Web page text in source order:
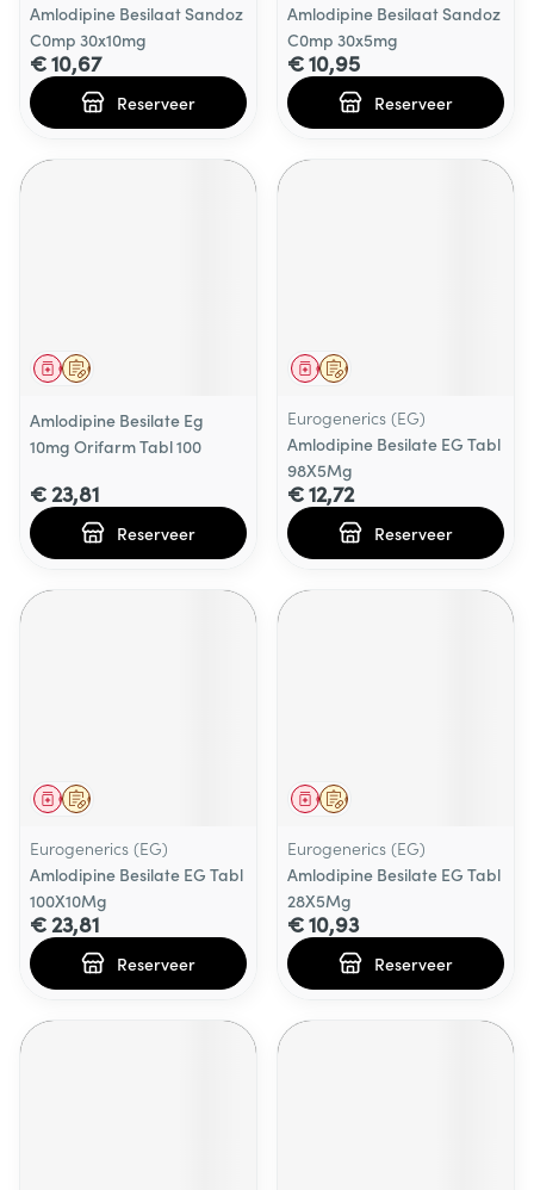
Amlodipine Besilaat Sandoz
C0mp 30x10mg
€ 10,67
Reserveer
Amlodipine Besilaat Sandoz
C0mp 30x5mg
€ 10,95
Reserveer
Op voorschrift
Geneesmiddel
Amlodipine Besilate Eg
10mg Orifarm Tabl 100
€ 23,81
Reserveer
Op voorschrift
Geneesmiddel
Eurogenerics (EG)
Amlodipine Besilate EG Tabl
98X5Mg
€ 12,72
Reserveer
Op voorschrift
Geneesmiddel
Eurogenerics (EG)
Amlodipine Besilate EG Tabl
100X10Mg
€ 23,81
Reserveer
Op voorschrift
Geneesmiddel
Eurogenerics (EG)
Amlodipine Besilate EG Tabl
28X5Mg
€ 10,93
Reserveer